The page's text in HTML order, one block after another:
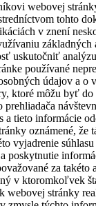
webovej
tohto
v znení
uskutočniť
používané
údajov a o
ktoré môžu byť
prehliadača
tieto informácie
oznámené,
vyjadrenie
poskytnutie
za
v ktoromkoľvek
webovej stránky